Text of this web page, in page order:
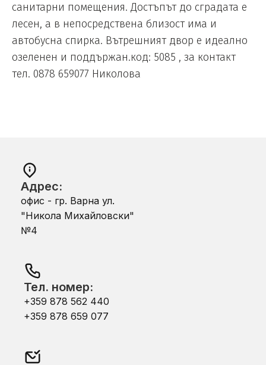
санитарни помещения. Достъпът до сградата е
лесен, а в непосредствена близост има и
автобусна спирка. Вътрешният двор е идеално
озеленен и поддържан.код: 5085 , за контакт
тел. 0878 659077 Николова
Адрес:
офис - гр. Варна ул.
"Никола Михайловски"
№4
Тел. номер:
+359 878 562 440
+359 878 659 077